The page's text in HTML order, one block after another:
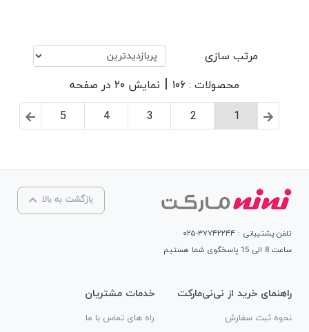
مرتب سازی
محصولات : ۱۰۶
| نمایش ۲۰ در صفحه
1
2
3
4
5
بازگشت به بالا
تلفن پشتیبانی : ۳۷۷۴۲۲۴۴-۰۲۵
ساعت 8 الی 15 پاسخگوی شما هستیم
راهنمای خرید از نی‌نی‌مارکت
نحوه ثبت سفارش
خدمات مشتریان
راه های تماس با ما